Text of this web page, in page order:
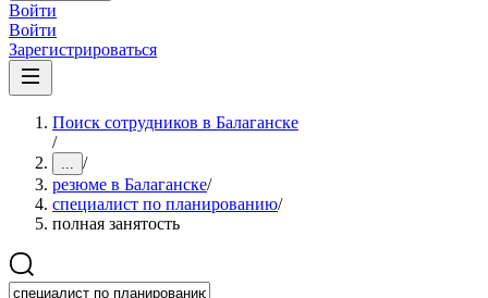
Войти
Войти
Зарегистрироваться
Поиск сотрудников в Балаганске
/
... /
резюме в Балаганске/
специалист по планированию/
полная занятость